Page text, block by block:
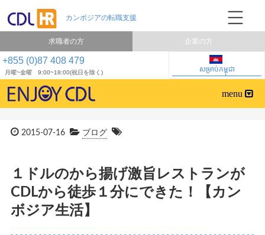
+855 (0)87 408 479
月曜~金曜 9:00~18:00(祝日を除く) សម្រាប់កម្ពុជា
求職者の方 企業の方
2015-07-16 ブログ
１ドルのから揚げ激旨レストランが
CDLから徒歩１分にできた！【カン
ボジア生活】